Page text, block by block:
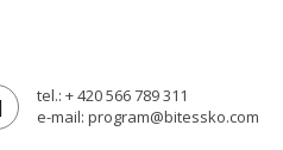
tel.: + 420 566 789 311
e-mail: program@bitessko.com